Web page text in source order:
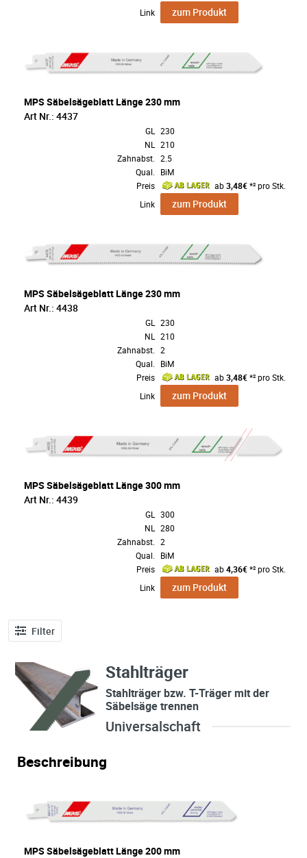
Link
zum Produkt
MPS Säbelsägeblatt Länge 230 mm
Art Nr.: 4437
GL
230
NL
210
Zahnabst.
2.5
Qual.
BiM
Preis
ab3,48€*² pro Stk.
Link
zum Produkt
MPS Säbelsägeblatt Länge 230 mm
Art Nr.: 4438
GL
230
NL
210
Zahnabst.
2
Qual.
BiM
Preis
ab3,48€*² pro Stk.
Link
zum Produkt
MPS Säbelsägeblatt Länge 300 mm
Art Nr.: 4439
GL
300
NL
280
Zahnabst.
2
Qual.
BiM
Preis
ab4,36€*² pro Stk.
Link
zum Produkt
Filter
Stahlträger
Stahlträger bzw. T-Träger mit der
Säbelsäge trennen
Universalschaft
Beschreibung
MPS Säbelsägeblatt Länge 200 mm